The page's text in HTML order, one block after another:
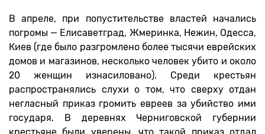
В апреле, при попустительстве властей начались
погромы — Елисаветград, Жмеринка, Нежин, Одесса,
Киев (где было разгромлено более тысячи еврейских
домов и магазинов, несколько человек убито и около
20 женщин изнасиловано). Среди крестьян
распространялись слухи о том, что сверху отдан
негласный приказ громить евреев за убийство ими
государя. В деревнях Черниговской губернии